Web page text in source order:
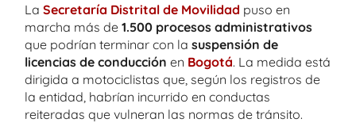
La Secretaría Distrital de Movilidad puso en
marcha más de 1.500 procesos administrativos
que podrían terminar con la suspensión de
licencias de conducción en Bogotá. La medida está
dirigida a motociclistas que, según los registros de
la entidad, habrían incurrido en conductas
reiteradas que vulneran las normas de tránsito.